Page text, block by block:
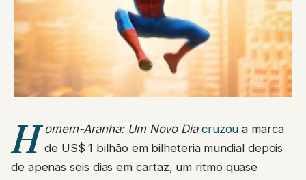
H omem-Aranha: Um Novo Dia cruzou a marca
de US$ 1 bilhão em bilheteria mundial depois
de apenas seis dias em cartaz, um ritmo quase